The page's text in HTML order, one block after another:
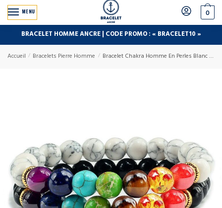
MENU 0
BRACELET HOMME ANCRE | CODE PROMO : « BRACELET10 »
Accueil / Bracelets Pierre Homme / Bracelet Chakra Homme En Perles Blanc et Noir